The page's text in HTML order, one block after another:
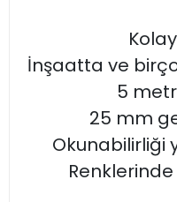
İnşaatta ve
5
25 mm
Okunabilirliği